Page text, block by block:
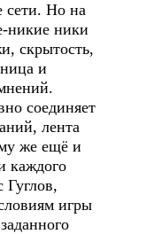
сети. Но на
никие ники
скрытость,
и
соединяет
лента
же ещё и
каждого
Гуглов,
игры